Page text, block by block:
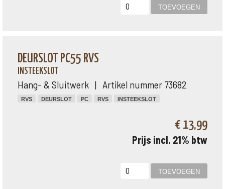
DEURSLOT PC55 RVS
INSTEEKSLOT
Hang- & Sluitwerk | Artikel nummer 73682
RVS DEURSLOT PC RVS INSTEEKSLOT
€ 13,99
Prijs incl. 21% btw